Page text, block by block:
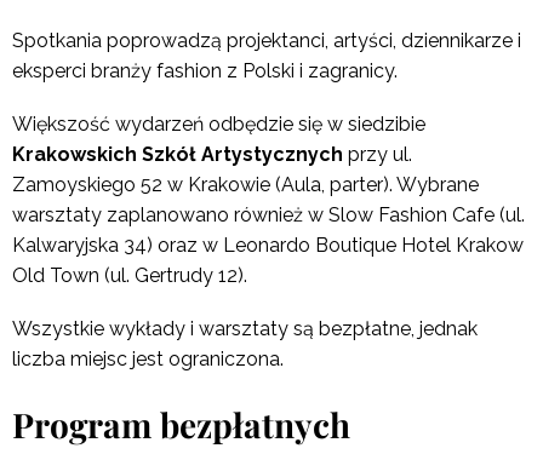
Spotkania poprowadzą projektanci, artyści, dziennikarze i
eksperci branży fashion z Polski i zagranicy.
Większość wydarzeń odbędzie się w siedzibie
Krakowskich Szkół Artystycznych przy ul.
Zamoyskiego 52 w Krakowie (Aula, parter). Wybrane
warsztaty zaplanowano również w Slow Fashion Cafe (ul.
Kalwaryjska 34) oraz w Leonardo Boutique Hotel Krakow
Old Town (ul. Gertrudy 12).
Wszystkie wykłady i warsztaty są bezpłatne, jednak
liczba miejsc jest ograniczona.
Program bezpłatnych